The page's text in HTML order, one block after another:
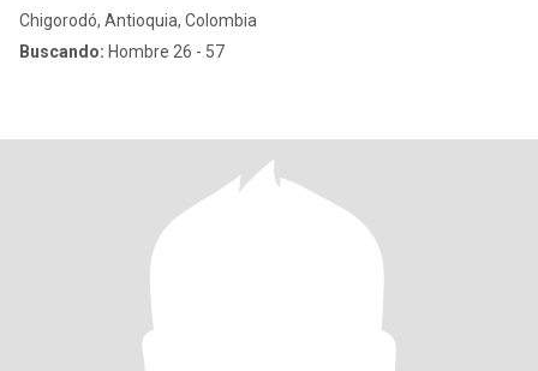
Chigorodó, Antioquia, Colombia
Buscando: Hombre 26 - 57